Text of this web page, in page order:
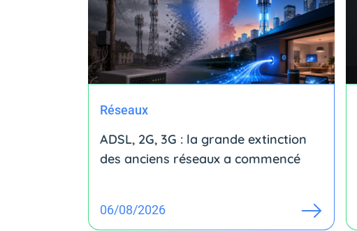
Réseaux
ADSL, 2G, 3G : la grande extinction
des anciens réseaux a commencé
06/08/2026